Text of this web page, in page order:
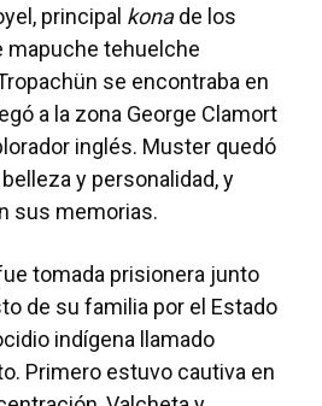
principal konade los
mapuche tehuelche
se encontraba en
a la zona George Clamort
inglés. Muster quedó
y personalidad, y
sus memorias.
tomada prisionera junto
de su familia por el Estado
indígena llamado
Primero estuvo cautiva en